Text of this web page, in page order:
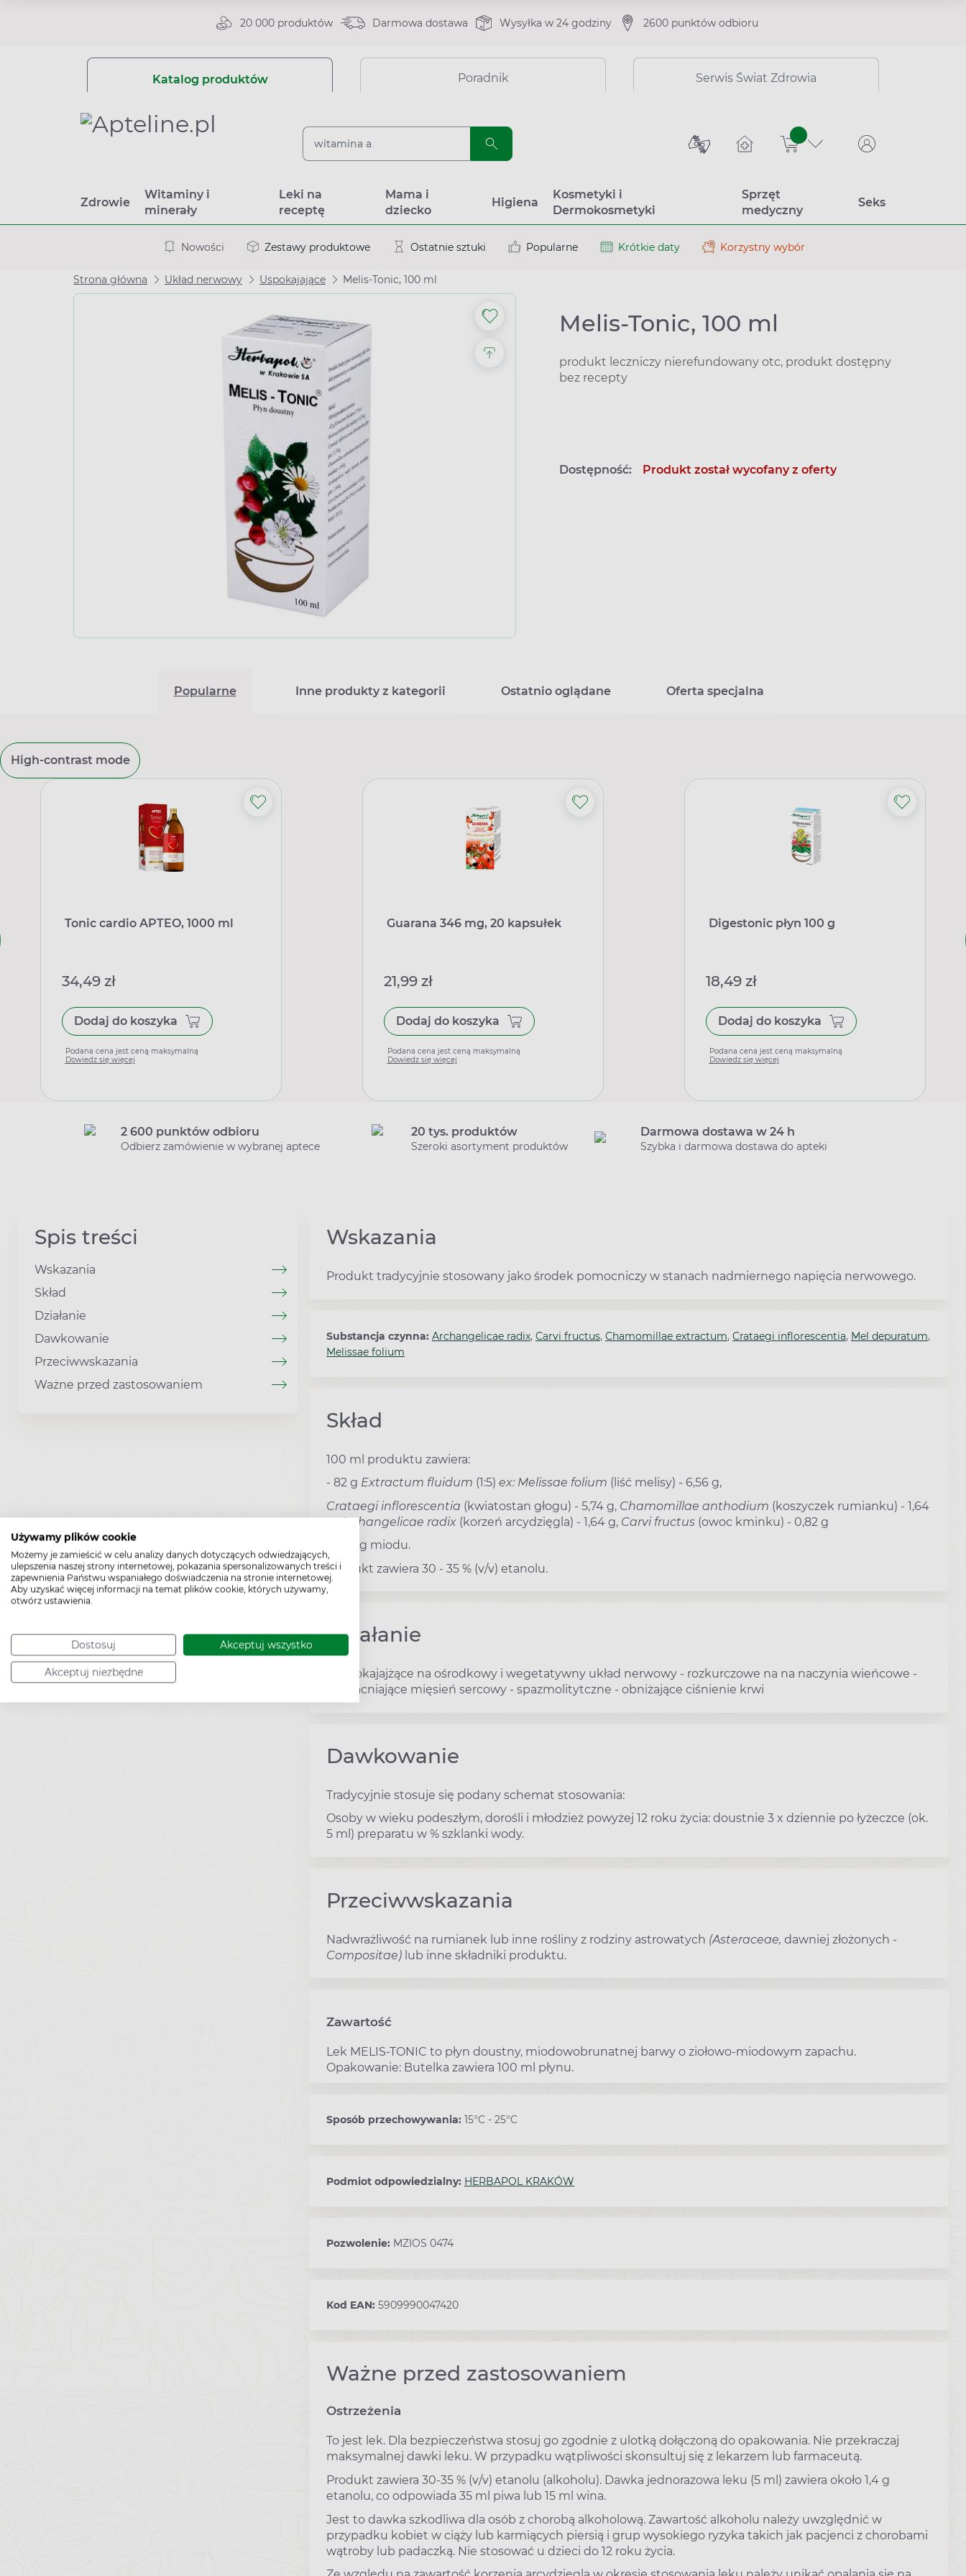
Używamy plików cookie
Możemy je zamieścić w celu analizy danych dotyczących odwiedzających,
ulepszenia naszej strony internetowej, pokazania spersonalizowanych treści i
zapewnienia Państwu wspaniałego doświadczenia na stronie internetowej.
Aby uzyskać więcej informacji na temat plików cookie, których używamy,
otwórz ustawienia.
Dostosuj Akceptuj wszystko
Akceptuj niezbędne
20 000 produktów Darmowa dostawa Wysyłka w 24 godziny 2600 punktów odbioru
Katalog produktów Poradnik Serwis Świat Zdrowia
sztuk
Zdrowie
Witaminy i
minerały
Leki na
receptę
Mama i
dziecko
Higiena
Kosmetyki i
Dermokosmetyki
Sprzęt
medyczny
Seks
Nowości Zestawy produktowe Ostatnie sztuki Popularne Krótkie daty Korzystny wybór
Strona główna Układ nerwowy Uspokajające Melis-Tonic, 100 ml
Melis-Tonic, 100 ml
produkt leczniczy nierefundowany otc, produkt dostępny
bez recepty
Dostępność: Produkt został wycofany z oferty
Popularne Inne produkty z kategorii Ostatnio oglądane Oferta specjalna
High-contrast mode
Tonic cardio APTEO, 1000 ml
34,49 zł
Dodaj do koszyka
Podana cena jest ceną maksymalną
Dowiedz się więcej
Guarana 346 mg, 20 kapsułek
21,99 zł
Dodaj do koszyka
Podana cena jest ceną maksymalną
Dowiedz się więcej
Digestonic płyn 100 g
18,49 zł
Dodaj do koszyka
Podana cena jest ceną maksymalną
Dowiedz się więcej
2 600 punktów odbioru
Odbierz zamówienie w wybranej aptece
20 tys. produktów
Szeroki asortyment produktów
Darmowa dostawa w 24 h
Szybka i darmowa dostawa do apteki
Spis treści
Wskazania
Skład
Działanie
Dawkowanie
Przeciwwskazania
Ważne przed zastosowaniem
Wskazania
Produkt tradycyjnie stosowany jako środek pomocniczy w stanach nadmiernego napięcia nerwowego.
Substancja czynna: Archangelicae radix, Carvi fructus, Chamomillae extractum, Crataegi inflorescentia, Mel depuratum,
Melissae folium
Skład
100 ml produktu zawiera:
- 82 g Extractum fluidum (1:5) ex: Melissae folium (liść melisy) - 6,56 g,
Crataegi inflorescentia (kwiatostan głogu) - 5,74 g, Chamomillae anthodium (koszyczek rumianku) - 1,64
g,Archangelicae radix (korzeń arcydzięgla) - 1,64 g, Carvi fructus (owoc kminku) - 0,82 g
- 20,5 g miodu.
Produkt zawiera 30 - 35 % (v/v) etanolu.
Działanie
- uspokajajżące na ośrodkowy i wegetatywny układ nerwowy - rozkurczowe na na naczynia wieńcowe -
wzmacniające mięsień sercowy - spazmolitytczne - obniżające ciśnienie krwi
Dawkowanie
Tradycyjnie stosuje się podany schemat stosowania:
Osoby w wieku podeszłym, dorośli i młodzież powyżej 12 roku życia: doustnie 3 x dziennie po łyżeczce (ok.
5 ml) preparatu w % szklanki wody.
Przeciwwskazania
Nadwrażliwość na rumianek lub inne rośliny z rodziny astrowatych (Asteraceae, dawniej złożonych -
Compositae) lub inne składniki produktu.
Zawartość
Lek MELIS-TONIC to płyn doustny, miodowobrunatnej barwy o ziołowo-miodowym zapachu.
Opakowanie: Butelka zawiera 100 ml płynu.
Sposób przechowywania: 15°C - 25°C
Podmiot odpowiedzialny: HERBAPOL KRAKÓW
Pozwolenie: MZIOS 0474
Kod EAN: 5909990047420
Ważne przed zastosowaniem
Ostrzeżenia
To jest lek. Dla bezpieczeństwa stosuj go zgodnie z ulotką dołączoną do opakowania. Nie przekraczaj
maksymalnej dawki leku. W przypadku wątpliwości skonsultuj się z lekarzem lub farmaceutą.
Produkt zawiera 30-35 % (v/v) etanolu (alkoholu). Dawka jednorazowa leku (5 ml) zawiera około 1,4 g
etanolu, co odpowiada 35 ml piwa lub 15 ml wina.
Jest to dawka szkodliwa dla osób z chorobą alkoholową. Zawartość alkoholu należy uwzględnić w
przypadku kobiet w ciąży lub karmiących piersią i grup wysokiego ryzyka takich jak pacjenci z chorobami
wątroby lub padaczką. Nie stosować u dzieci do 12 roku życia.